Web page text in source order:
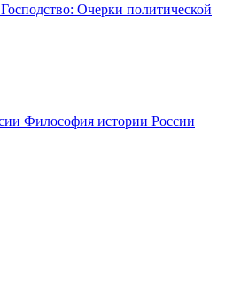
Господство: Очерки политической
Философия истории России